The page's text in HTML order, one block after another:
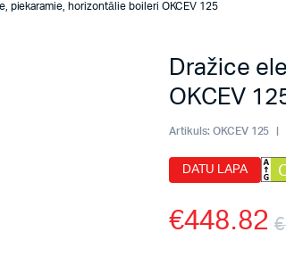
piekaramie, horizontālie boileri OKCEV 125
Dražice
OKCEV
Artikuls: OKCEV 125
DATU LAPA
€
€448.82